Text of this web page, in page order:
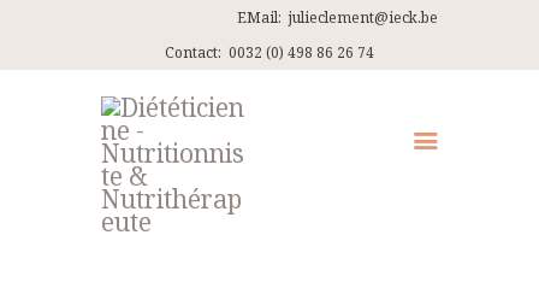
EMail: julieclement@ieck.be
Contact: 0032 (0) 498 86 26 74
QUI SUIS-JE ?
CONSULTATIONS